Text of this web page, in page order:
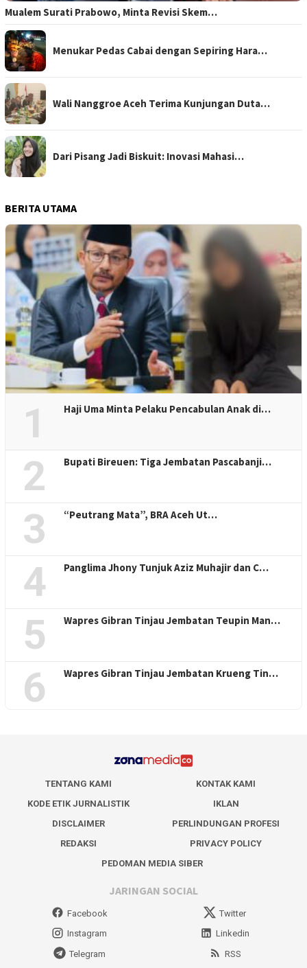
Mualem Surati Prabowo, Minta Revisi Skem…
Menukar Pedas Cabai dengan Sepiring Hara…
Wali Nanggroe Aceh Terima Kunjungan Duta…
Dari Pisang Jadi Biskuit: Inovasi Mahasi…
BERITA UTAMA
1 Haji Uma Minta Pelaku Pencabulan Anak di…
2 Bupati Bireuen: Tiga Jembatan Pascabanji…
3 “Peutrang Mata”, BRA Aceh Ut…
4 Panglima Jhony Tunjuk Aziz Muhajir dan C…
5 Wapres Gibran Tinjau Jembatan Teupin Man…
6 Wapres Gibran Tinjau Jembatan Krueng Tin…
TENTANG KAMI
KONTAK KAMI
KODE ETIK JURNALISTIK
IKLAN
DISCLAIMER
PERLINDUNGAN PROFESI
REDAKSI
PRIVACY POLICY
PEDOMAN MEDIA SIBER
JARINGAN SOCIAL
Facebook
Twitter
Instagram
Linkedin
Telegram
RSS